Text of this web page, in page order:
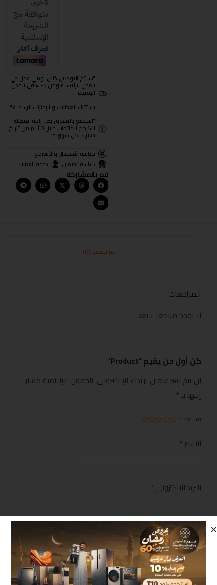
"سيتم التوصيل خلال يومي عمل في
المدن الرئيسية ومن 3- 4 في المدن
البعيدة.
بإستثناء العطلات و الإجازات الرسمية."
"استمتع بالتسوق بكل راحة! يمكنك
استرجاع المنتجات خلال 3 أيام من تاريخ
الشراء بكل سهولة."
سياسة الأستبدال والأسترجاع
سياسة الضمان
خدمة العملاء
قم بالمشاركة
مراجعات (0)
المراجعات
لا توجد مراجعات بعد.
كن أول من يقيم “Product”
لن يتم نشر عنوان بريدك الإلكتروني. الحقول الإلزامية مشار
إليها بـ*
تقييمك *
الاسم*
البريد الإلكتروني*
مراجعتك*